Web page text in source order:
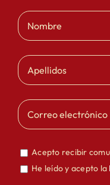
Acepto recibir
He leído y acepto la